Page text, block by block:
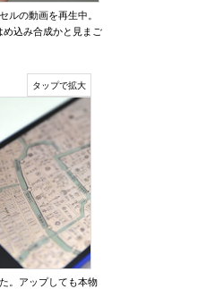
の動画を再生中。
め込み合成かと見まご
。アップしても本物